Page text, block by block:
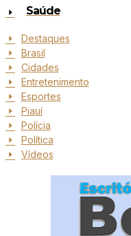
Saúde
Destaques
Brasil
Cidades
Entretenimento
Esportes
Piauí
Polícia
Política
Vídeos